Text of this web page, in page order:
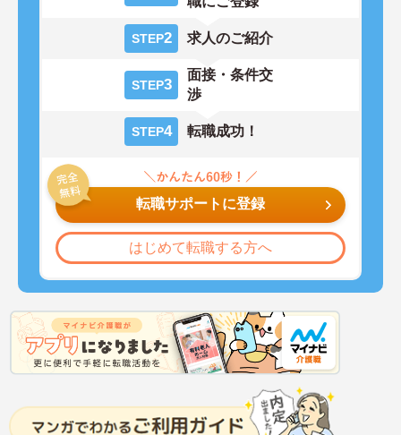
STEP2 求人のご紹介
STEP3
面接・条件交
渉
STEP4 転職成功！
転職サポートに登録
はじめて転職する方へ